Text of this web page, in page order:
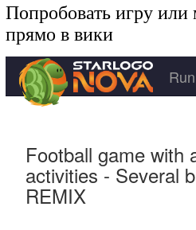
Попробовать игру
прямо в вики